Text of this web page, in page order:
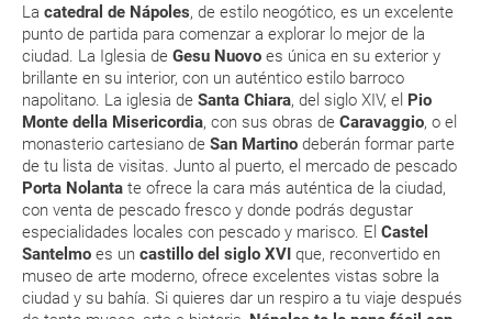
La catedral de Nápoles, de estilo neogótico, es un excelente
punto de partida para comenzar a explorar lo mejor de la
ciudad. La Iglesia de Gesu Nuovo es única en su exterior y
brillante en su interior, con un auténtico estilo barroco
napolitano. La iglesia de Santa Chiara, del siglo XIV, el Pio
Monte della Misericordia, con sus obras de Caravaggio, o el
monasterio cartesiano de San Martino deberán formar parte
de tu lista de visitas. Junto al puerto, el mercado de pescado
Porta Nolanta te ofrece la cara más auténtica de la ciudad,
con venta de pescado fresco y donde podrás degustar
especialidades locales con pescado y marisco. El Castel
Santelmo es un castillo del siglo XVI que, reconvertido en
museo de arte moderno, ofrece excelentes vistas sobre la
ciudad y su bahía. Si quieres dar un respiro a tu viaje después
MODIFICACIÓN ó CANCELACIÓN ¿Puedo anular o
modificar una reserva del viaje? ¿Qué gastos puede
generar una anulación o modificación del viaje?
¿Qué caducidad debe tener mi pasaporte para ir
a...?
¿Con cuánta antelación tengo que estar en el
aeropuerto?
RESERVAR ¿Cómo puedo reservar un viaje de
paquete vacacional en la página web?